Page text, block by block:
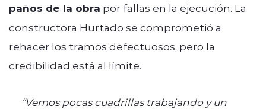
paños de la obra por fallas en la ejecución. La
constructora Hurtado se comprometió a
rehacer los tramos defectuosos, pero la
credibilidad está al límite.
“Vemos pocas cuadrillas trabajando y un